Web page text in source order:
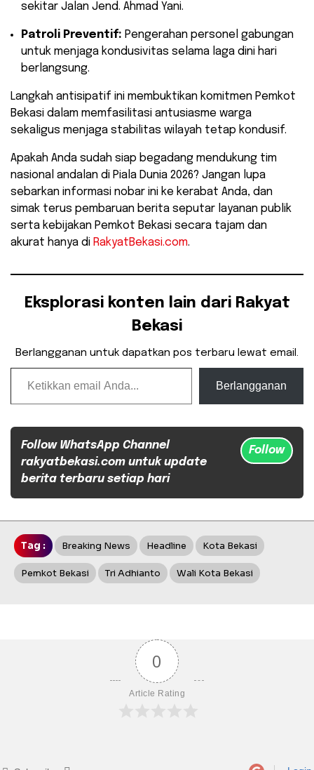
sekitar Jalan Jend. Ahmad Yani.
Patroli Preventif: Pengerahan personel gabungan
untuk menjaga kondusivitas selama laga dini hari
berlangsung.
​Langkah antisipatif ini membuktikan komitmen Pemkot
Bekasi dalam memfasilitasi antusiasme warga
sekaligus menjaga stabilitas wilayah tetap kondusif.
Apakah Anda sudah siap begadang mendukung tim
nasional andalan di Piala Dunia 2026? Jangan lupa
sebarkan informasi nobar ini ke kerabat Anda, dan
simak terus pembaruan berita seputar layanan publik
serta kebijakan Pemkot Bekasi secara tajam dan
akurat hanya di RakyatBekasi.com.
Eksplorasi konten lain dari Rakyat
Bekasi
Berlangganan untuk dapatkan pos terbaru lewat email.
Ketikkan email Anda...
Berlangganan
Follow WhatsApp Channel
rakyatbekasi.com untuk update
berita terbaru setiap hari
Follow
Tag : Breaking News Headline Kota Bekasi
Pemkot Bekasi Tri Adhianto Wali Kota Bekasi
0
Article Rating